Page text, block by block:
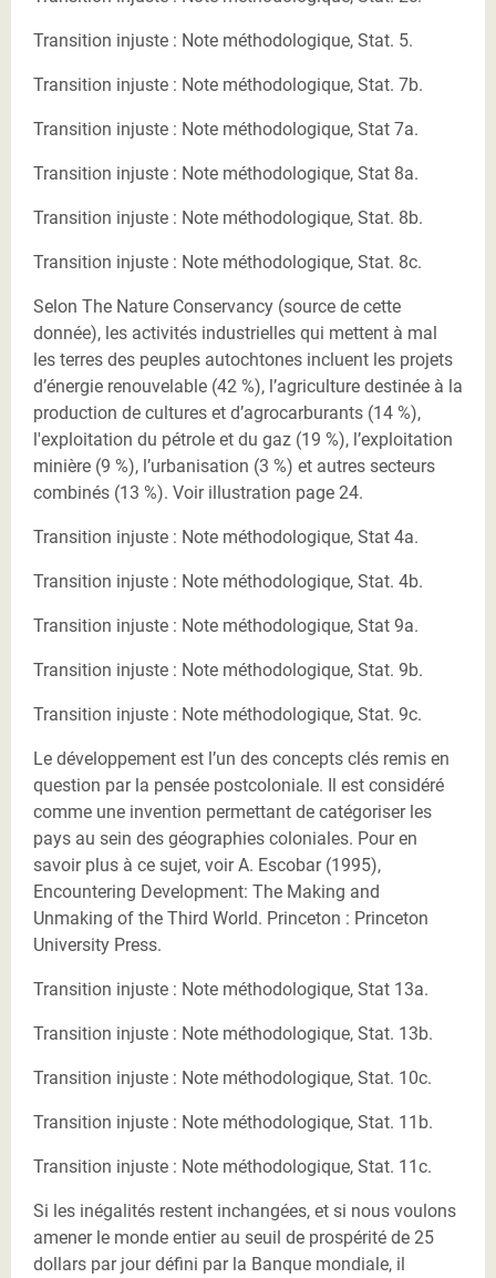
Transition injuste : Note méthodologique, Stat. 5.
Transition injuste : Note méthodologique, Stat. 7b.
Transition injuste : Note méthodologique, Stat 7a.
Transition injuste : Note méthodologique, Stat 8a.
Transition injuste : Note méthodologique, Stat. 8b.
Transition injuste : Note méthodologique, Stat. 8c.
Selon The Nature Conservancy (source de cette
donnée), les activités industrielles qui mettent à mal
les terres des peuples autochtones incluent les projets
d’énergie renouvelable (42 %), l’agriculture destinée à la
production de cultures et d’agrocarburants (14 %),
l'exploitation du pétrole et du gaz (19 %), l’exploitation
minière (9 %), l’urbanisation (3 %) et autres secteurs
combinés (13 %). Voir illustration page 24.
Transition injuste : Note méthodologique, Stat 4a.
Transition injuste : Note méthodologique, Stat. 4b.
Transition injuste : Note méthodologique, Stat 9a.
Transition injuste : Note méthodologique, Stat. 9b.
Transition injuste : Note méthodologique, Stat. 9c.
Le développement est l’un des concepts clés remis en
question par la pensée postcoloniale. Il est considéré
comme une invention permettant de catégoriser les
pays au sein des géographies coloniales. Pour en
savoir plus à ce sujet, voir A. Escobar (1995),
Encountering Development: The Making and
Unmaking of the Third World. Princeton : Princeton
University Press.
Transition injuste : Note méthodologique, Stat 13a.
Transition injuste : Note méthodologique, Stat. 13b.
Transition injuste : Note méthodologique, Stat. 10c.
Transition injuste : Note méthodologique, Stat. 11b.
Transition injuste : Note méthodologique, Stat. 11c.
Si les inégalités restent inchangées, et si nous voulons
amener le monde entier au seuil de prospérité de 25
dollars par jour défini par la Banque mondiale, il